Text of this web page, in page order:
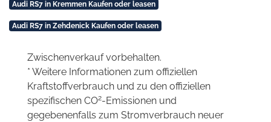
Audi RS7 in Kremmen Kaufen oder leasen
Audi RS7 in Zehdenick Kaufen oder leasen
Zwischenverkauf vorbehalten.
* Weitere Informationen zum offiziellen
Kraftstoffverbrauch und zu den offiziellen
spezifischen CO2-Emissionen und
gegebenenfalls zum Stromverbrauch neuer